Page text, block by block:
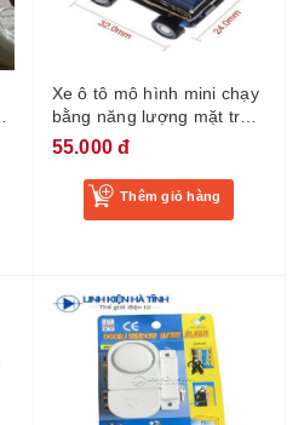
Xe ô tô mô hình mini chạy
bằng năng lượng mặt trời,
xe năng lượng mặt trời
55.000 đ
Thêm giỏ hàng